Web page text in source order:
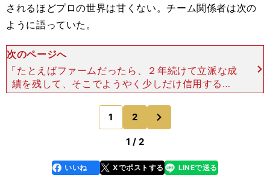
されるほどプロの世界は甘くない。チーム関係者は次の
ように語っていた。
次のページへ
「たとえばファームだったら、２年続けて立派な成
績を残して、そこでようやく少しだけ信用する程
度。それがプロってものです。ただ、宗の身体能力
の高さは誰もが認めるところ。ポジションによって
は、チャンスがある
1 2
1 / 2
faceboo
k
いいね Xでポストする
line LINEで送る